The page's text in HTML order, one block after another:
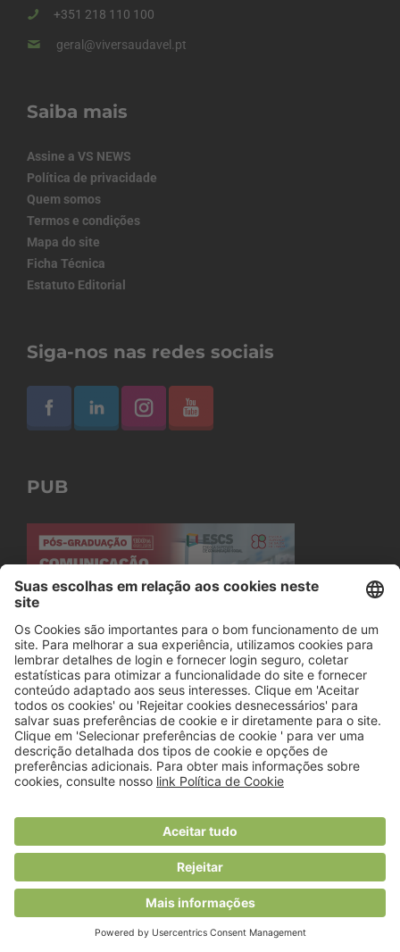
+351 218 110 100
geral@viversaudavel.pt
Saiba mais
Assine a VS NEWS
Política de privacidade
Quem somos
Termos e condições
Mapa do site
Ficha Técnica
Estatuto Editorial
Siga-nos nas redes sociais
PUB
© 2018 Viver Saudável
O portal dos profissionais de nutrição
Created byRHP Consulting